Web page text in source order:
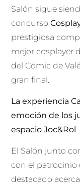
Salón sigue
concurso
prestigiosa
mejor cosplayer
del Cómic de
gran final.
La experiencia
emoción de los
espacio Joc&Rol
El Salón junto
con el patrocinio
destacado